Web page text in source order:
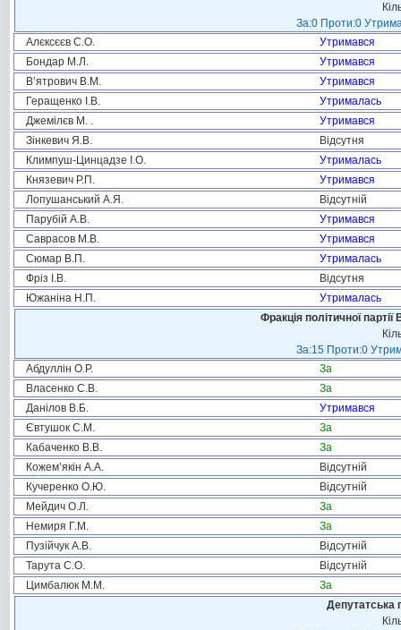
За:0 Проти:0
Алєксєєв С.О.
Утримався
Бондар М.Л.
Утримався
В’ятрович В.М.
Утримався
Геращенко І.В.
Утрималась
Джемілєв М. .
Утримався
Зінкевич Я.В.
Відсутня
Климпуш-Цинцадзе І.О.
Утрималась
Князевич Р.П.
Утримався
Лопушанський А.Я.
Відсутній
Парубій А.В.
Утримався
Саврасов М.В.
Утримався
Сюмар В.П.
Утрималась
Фріз І.В.
Відсутня
Южаніна Н.П.
Утрималась
Фракція політичної
За:15 Проти:0
Абдуллін О.Р.
За
Власенко С.В.
За
Данілов В.Б.
Утримався
Євтушок С.М.
За
Кабаченко В.В.
За
Кожем’якін А.А.
Відсутній
Кучеренко О.Ю.
Відсутній
Мейдич О.Л.
За
Немиря Г.М.
За
Пузійчук А.В.
Відсутній
Тарута С.О.
Відсутній
Цимбалюк М.М.
За
Депутатська